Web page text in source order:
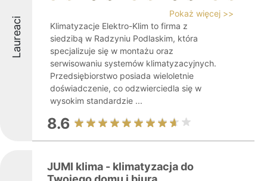
Laureaci
Pokaż więcej >>
Klimatyzacje Elektro-Klim to firma z
siedzibą w Radzyniu Podlaskim, która
specjalizuje się w montażu oraz
serwisowaniu systemów klimatyzacyjnych.
Przedsiębiorstwo posiada wieloletnie
doświadczenie, co odzwierciedla się w
wysokim standardzie ...
8.6
JUMI klima - klimatyzacja do